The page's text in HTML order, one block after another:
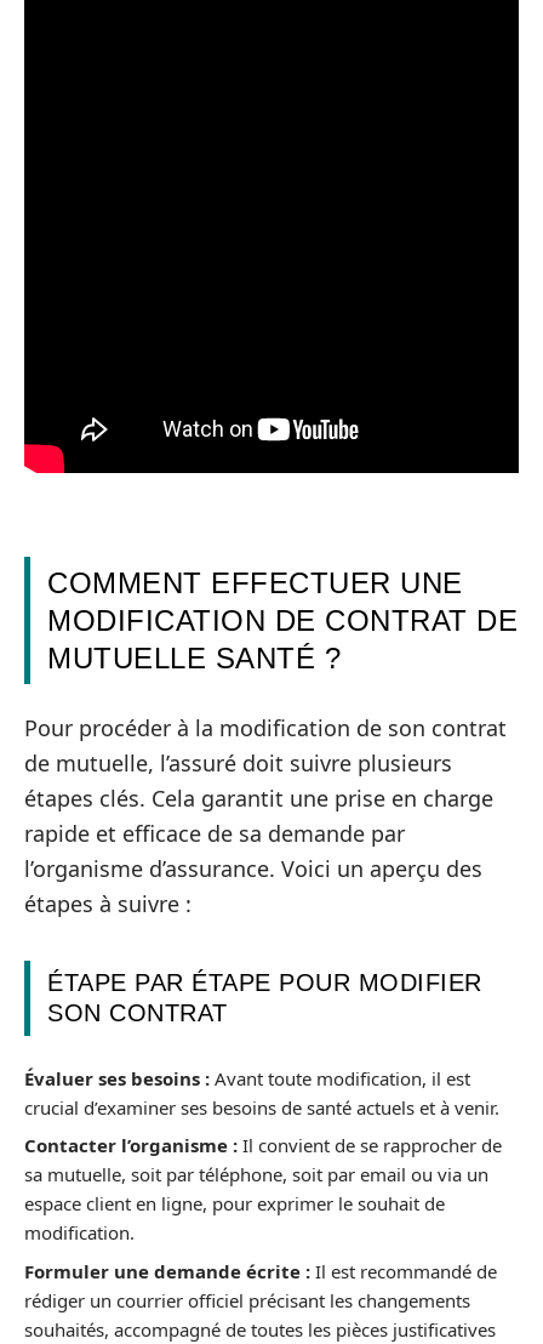
COMMENT EFFECTUER UNE
MODIFICATION DE CONTRAT DE
MUTUELLE SANTÉ ?
Pour procéder à la modification de son contrat
de mutuelle, l’assuré doit suivre plusieurs
étapes clés. Cela garantit une prise en charge
rapide et efficace de sa demande par
l’organisme d’assurance. Voici un aperçu des
étapes à suivre :
ÉTAPE PAR ÉTAPE POUR MODIFIER
SON CONTRAT
Évaluer ses besoins : Avant toute modification, il est
crucial d’examiner ses besoins de santé actuels et à venir.
Contacter l’organisme : Il convient de se rapprocher de
sa mutuelle, soit par téléphone, soit par email ou via un
espace client en ligne, pour exprimer le souhait de
modification.
Formuler une demande écrite : Il est recommandé de
rédiger un courrier officiel précisant les changements
souhaités, accompagné de toutes les pièces justificatives